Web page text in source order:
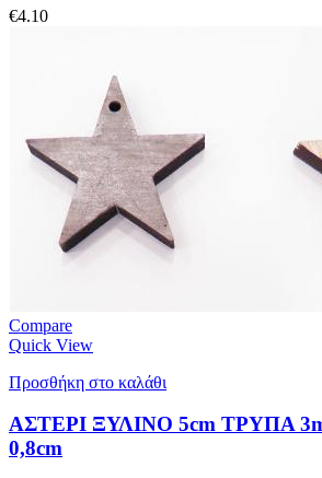
€4.10
Compare
Quick View
Προσθήκη στο καλάθι
ΑΣΤΕΡΙ ΞΥΛΙΝΟ 5cm ΤΡΥΠΑ
0,8cm